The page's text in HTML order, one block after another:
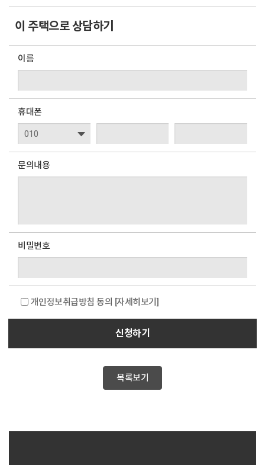
이 주택으로 상담하기
이름
휴대폰
문의내용
비밀번호
개인정보취급방침 동의 [자세히보기]
신청하기
목록보기